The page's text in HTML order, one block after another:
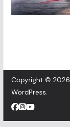
Copyright © 2026
WordPress.